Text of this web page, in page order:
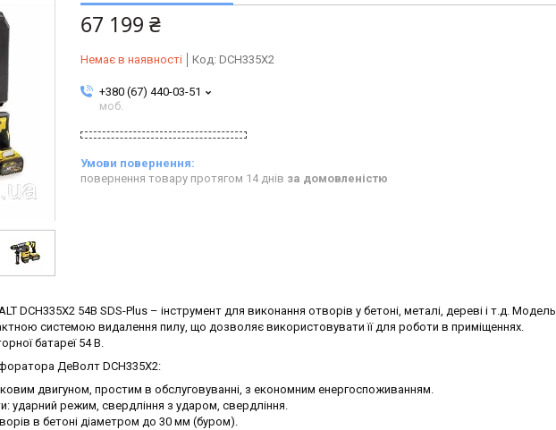
67 199 ₴
Немає в наявності Код: DCH335X2
+380 (67) 440-03-51
моб.
повернення товару протягом 14 днів за домовленістю
DCH335X2 54В SDS-Plus – інструмент для виконання отворів у бетоні, металі, дереві і т.д. Модель
системою видалення пилу, що дозволяє використовувати її для роботи в приміщеннях.
батареї 54 В.
ДеВолт DCH335X2:
двигуном, простим в обслуговуванні, з економним енергоспоживанням.
ударний режим, свердління з ударом, свердління.
в бетоні діаметром до 30 мм (буром).